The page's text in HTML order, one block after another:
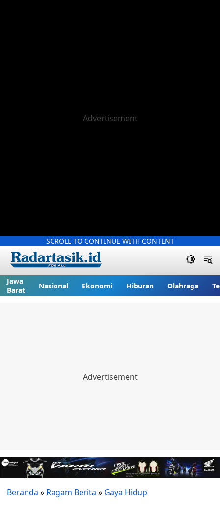
SCROLL TO CONTINUE WITH CONTENT
Jawa
Barat
Nasional Ekonomi Hiburan Olahraga
Beranda » Ragam Berita » Gaya Hidup